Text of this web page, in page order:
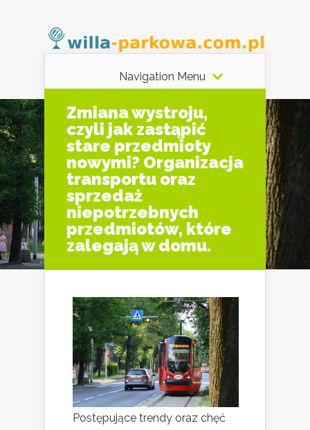
Navigation Menu
Zmiana wystroju,
czyli jak zastąpić
stare przedmioty
nowymi? Organizacja
transportu oraz
sprzedaż
niepotrzebnych
przedmiotów, które
zalegają w domu.
Postępujące trendy oraz chęć